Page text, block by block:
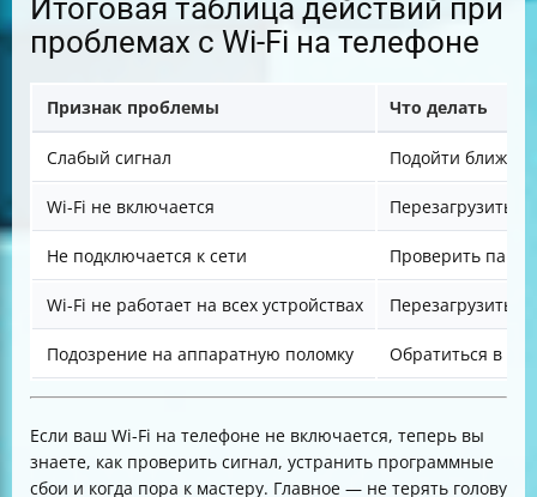
Итоговая таблица действий при
проблемах с Wi-Fi на телефоне
Признак проблемы Что делать
Слабый сигнал Подойти ближе к
Wi-Fi не включается Перезагрузить
Не подключается к сети Проверить
Wi-Fi не работает на всех устройствах Перезагрузить
Подозрение на аппаратную поломку Обратиться в
Если ваш Wi-Fi на телефоне не включается, теперь вы
знаете, как проверить сигнал, устранить программные
сбои и когда пора к мастеру. Главное — не терять голову